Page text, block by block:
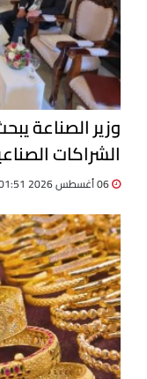
وزير الصناعة
الشراكات